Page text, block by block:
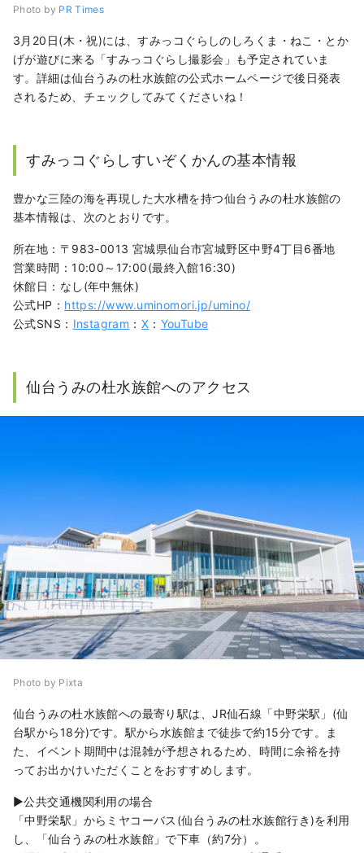
Photo by PR Times
3月20日(木・祝)には、すみっコぐらしのしろくま・ねこ・とか
げが遊びに来る「すみっコぐらし撮影会」も予定されていま
す。詳細は仙台うみの杜水族館の公式ホームページで後日発表
されるため、チェックしてみてくださいね！
すみっコぐらしすいぞくかんの基本情報
豊かな三陸の海を再現した大水槽を持つ仙台うみの杜水族館の
基本情報は、次のとおりです。
所在地：〒983-0013 宮城県仙台市宮城野区中野4丁目6番地
営業時間：10:00～17:00(最終入館16:30)
休館日：なし(年中無休)
公式HP： https://www.uminomori.jp/umino/
公式SNS： Instagram ： X ： YouTube
仙台うみの杜水族館へのアクセス
Photo by Pixta
仙台うみの杜水族館への最寄り駅は、JR仙石線「中野栄駅」(仙
台駅から18分)です。駅から水族館まで徒歩で約15分です。ま
た、イベント期間中は混雑が予想されるため、時間に余裕を持
ってお出かけいただくことをおすすめします。
▶︎公共交通機関利用の場合
「中野栄駅」からミヤコーバス(仙台うみの杜水族館行き)を利用
し、「仙台うみの杜水族館」で下車（約7分）。